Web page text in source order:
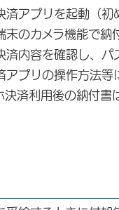
プリを起動（初め
機能で納付書の
認し、パスワー
プリの操作方法等
後の納付書は、コ